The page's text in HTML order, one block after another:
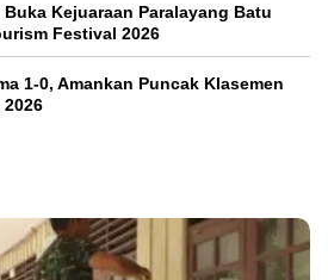
Kejuaraan Paralayang Batu
Festival 2026
1-0, Amankan Puncak Klasemen
2026